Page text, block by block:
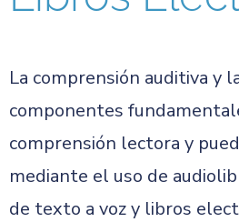
La comprensión auditiva y
componentes
comprensión lectora y
mediante el uso de
de texto a voz y libros